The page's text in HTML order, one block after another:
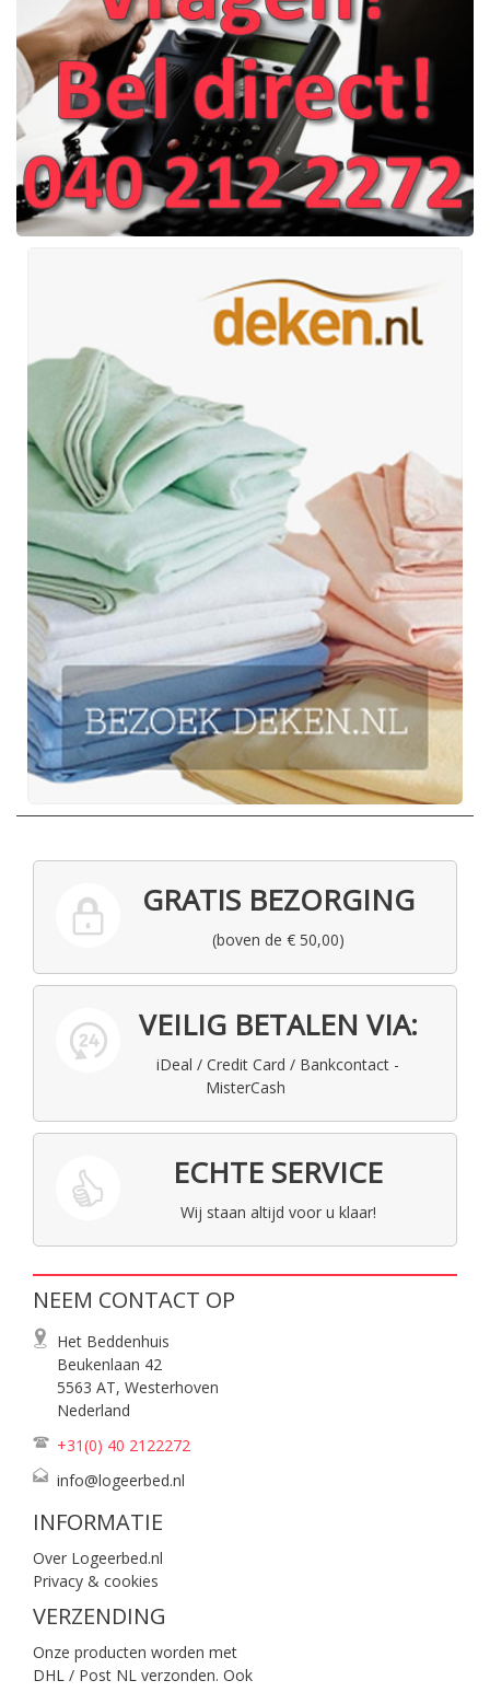
GRATIS BEZORGING
(boven de € 50,00)
VEILIG BETALEN VIA:
iDeal / Credit Card / Bankcontact -
MisterCash
ECHTE SERVICE
Wij staan altijd voor u klaar!
NEEM CONTACT OP
Het Beddenhuis
Beukenlaan 42
5563 AT, Westerhoven
Nederland
+31(0) 40 2122272
info@logeerbed.nl
INFORMATIE
Over Logeerbed.nl
Privacy & cookies
VERZENDING
Onze producten worden met
DHL / Post NL verzonden. Ook